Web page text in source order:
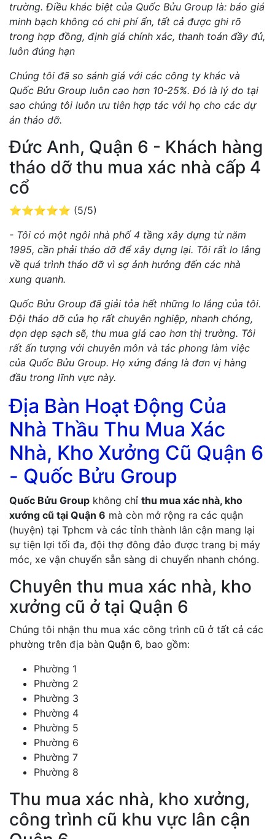
trường. Điều khác biệt của Quốc Bửu Group là: báo giá
minh bạch không có chi phí ẩn, tất cả được ghi rõ
trong hợp đồng, định giá chính xác, thanh toán đầy đủ,
luôn đúng hạn
Chúng tôi đã so sánh giá với các công ty khác và
Quốc Bửu Group luôn cao hơn 10-25%. Đó là lý do tại
sao chúng tôi luôn ưu tiên hợp tác với họ cho các dự
án tháo dỡ.
Đức Anh, Quận 6 - Khách hàng
tháo dỡ thu mua xác nhà cấp 4
cổ
⭐⭐⭐⭐⭐ (5/5)
- Tôi có một ngôi nhà phố 4 tầng xây dựng từ năm
1995, cần phải tháo dỡ để xây dựng lại. Tôi rất lo lắng
về quá trình tháo dỡ vì sợ ảnh hưởng đến các nhà
xung quanh.
Quốc Bửu Group đã giải tỏa hết những lo lắng của tôi.
Đội tháo dỡ của họ rất chuyên nghiệp, nhanh chóng,
dọn dẹp sạch sẽ, thu mua giá cao hơn thị trường. Tôi
rất ấn tượng với chuyên môn và tác phong làm việc
của Quốc Bửu Group. Họ xứng đáng là đơn vị hàng
đầu trong lĩnh vực này.
Địa Bàn Hoạt Động Của
Nhà Thầu Thu Mua Xác
Nhà, Kho Xưởng Cũ Quận 6
- Quốc Bửu Group
Quốc Bửu Group không chỉ thu mua xác nhà, kho
xưởng cũ tại Quận 6 mà còn mở rộng ra các quận
(huyện) tại Tphcm và các tỉnh thành lân cận mang lại
sự tiện lợi tối đa, đội thợ đông đảo được trang bị máy
móc, xe vận chuyển sẵn sàng di chuyển nhanh chóng.
Chuyên thu mua xác nhà, kho
xưởng cũ ở tại Quận 6
Chúng tôi nhận thu mua xác công trình cũ ở tất cả các
phường trên địa bàn Quận 6, bao gồm:
Phường 1
Phường 2
Phường 3
Phường 4
Phường 5
Phường 6
Phường 7
Phường 8
Thu mua xác nhà, kho xưởng,
công trình cũ khu vực lân cận